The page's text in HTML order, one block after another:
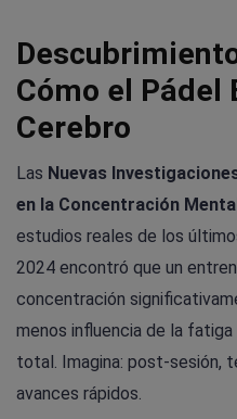
Cómo el Pádel
Cerebro
Las Nuevas
en la Concentración
estudios reales de los
2024 encontró que un
concentración
menos influencia de la
total. Imagina: post-sesión,
avances rápidos.